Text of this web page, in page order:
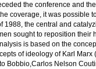
the conference and
coverage, it was possible
the central and
sought to reposition their
is based on the
of ideology of Karl Marx
Bobbio,Carlos Nelson